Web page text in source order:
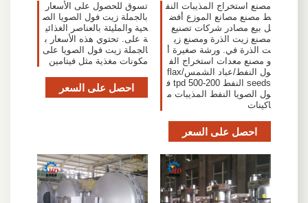
مصنع استخراج المذيبات النف
ط مصنع مصانع الموزع أفض
ل بيع مصادر شركات تصنيع
مصنع زيت الذرة ومصنع زي
ت الذرة في. ورشة صغيرة أ
و مصنع معدات استخراج الف
ول النفط/عباد الشمس/flax
seeds النفط 200-500 tpd ف
ول الصويا النفط المذيبات م
اكينات
احصل على السعر
تسوق للحصول على الأسعار
بالجملة زيت فول الصويا الص
حية والمليئة بالعناصر الغذائي
ة على. تحتوي هذه الأسعار ب
الجملة زيت فول الصويا على
مكونات مغذية مثل فيتامين
احصل على السعر